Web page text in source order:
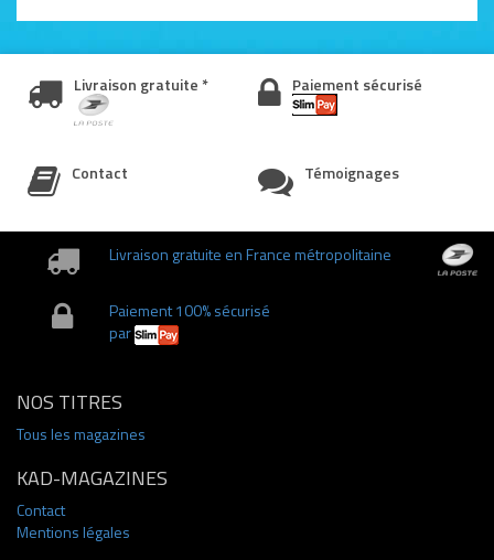
Livraison gratuite * Paiement sécurisé
Contact Témoignages
Livraison gratuite en France métropolitaine
Paiement 100% sécurisé
par
NOS TITRES
Tous les magazines
KAD-MAGAZINES
Contact
Mentions légales